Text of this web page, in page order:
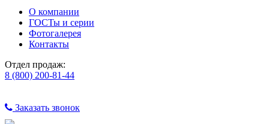
О компании
ГОСТы и серии
Фотогалерея
Контакты
Отдел продаж:
8 (800) 200-81-44
Заказать звонок